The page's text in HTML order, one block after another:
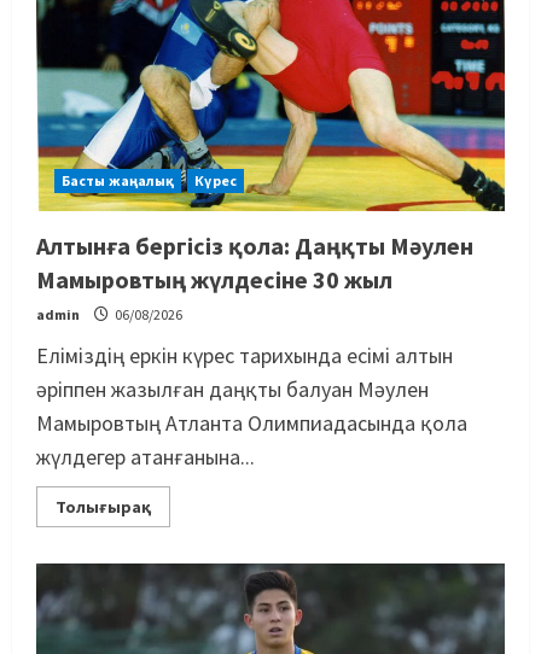
Басты жаңалық Күрес
Алтынға бергісіз қола: Даңқты Мәулен
Мамыровтың жүлдесіне 30 жыл
admin 06/08/2026
Еліміздің еркін күрес тарихында есімі алтын
әріппен жазылған даңқты балуан Мәулен
Мамыровтың Атланта Олимпиадасында қола
жүлдегер атанғанына...
Толығырақ